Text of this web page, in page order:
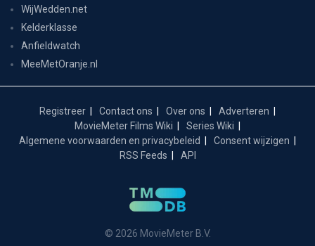
WijWedden.net
Kelderklasse
Anfieldwatch
MeeMetOranje.nl
Registreer Contact ons Over ons
Adverteren
MovieMeter Films Wiki
Series Wiki
Algemene voorwaarden en privacybeleid
Consent wijzigen
RSS Feeds
API
© 2026 MovieMeter B.V.